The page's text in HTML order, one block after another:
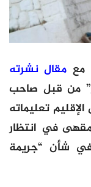
مع مقال نشرته
من قبل صاحب
تعليماته
في انتظار
في شأن “جريمة